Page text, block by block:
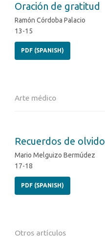
Oración de gratitud
Ramón Córdoba Palacio
13-15
PDF (SPANISH)
Arte médico
Recuerdos de olvido
Mario Melguizo Bermúdez
17-18
PDF (SPANISH)
Otros artículos